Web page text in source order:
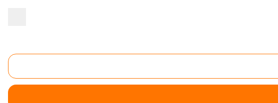
Vente de ballons de baudruche